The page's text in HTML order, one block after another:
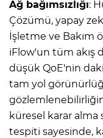
Ağ bağımsızlığı:
Çözümü, yapay
İşletme ve Bakım
iFlow'un tüm akış
düşük QoE'nin
tam yol
küresel karar alma
tespiti sayesinde,